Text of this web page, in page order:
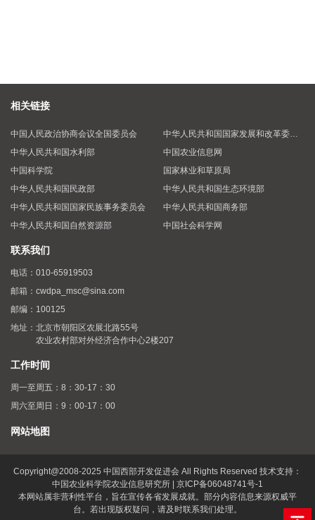
相关链接
中国人民政治协商会议全国委员会
中华人民共和国国家发展和改革委员会
中华人民共和国水利部
中国农业信息网
中国科学院
国家林业和草原局
中华人民共和国民政部
中华人民共和国生态环境部
中华人民共和国国家民族事务委员会
中华人民共和国商务部
中华人民共和国自然资源部
中国社会科学网
联系我们
电话： 010-65919503
邮箱： cwdpa_msc@sina.com
邮编： 100125
地址： 北京市朝阳区农展北路55号
农业农村部对外经济合作中心2楼207
工作时间
周一至周五：8：30-17：30
周六至周日：9：00-17：00
网站地图
Copyright@2008-2025 中国西部开发促进会 All Rights Reserved 技术支持：
中国农业科学院农业信息研究所 | 京ICP备06048741号-1
本网站属非营利性平台，旨在宣传各省发展成就。部分内容信息来源权威平
台。若出现版权疑问，请及时联系我们处理。